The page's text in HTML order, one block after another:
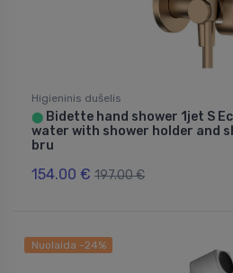
Higieninis dušelis
⬤ Bidette hand shower 1jet S
water with shower holder and
bru
154.00 € 197.00 €
Nuolaida -24%